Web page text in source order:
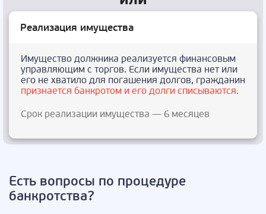
Реализация имущества
Имущество должника реализуется финансовым
управляющим с торгов. Если имущества нет или
его не хватило для погашения долгов, гражданин
признается банкротом и его долги списываются.
Срок реализации имущества — 6 месяцев
Есть вопросы по процедуре
банкротства?